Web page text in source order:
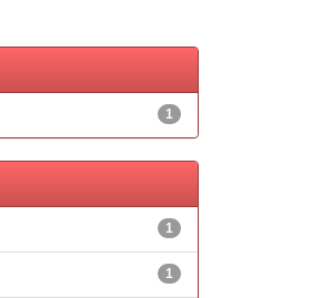
1
1
1